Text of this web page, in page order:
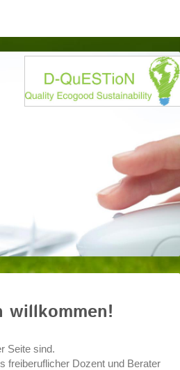
willkommen!
Seite sind.
freiberuflicher Dozent und Berater